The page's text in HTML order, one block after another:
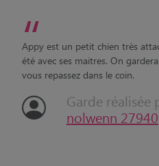
nolwenn 27940